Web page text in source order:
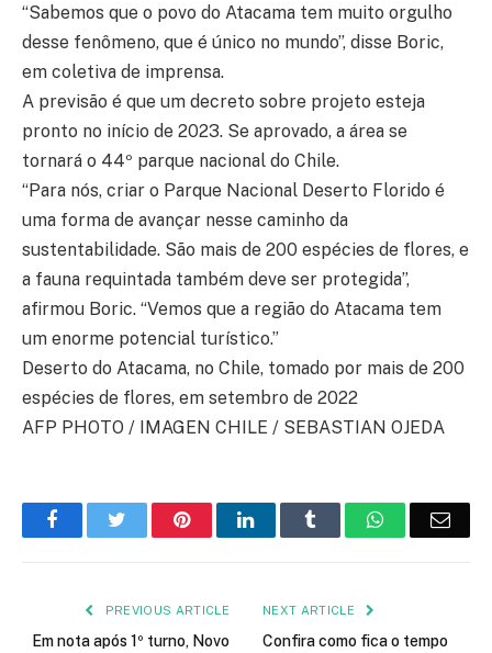
“Sabemos que o povo do Atacama tem muito orgulho
desse fenômeno, que é único no mundo”, disse Boric,
em coletiva de imprensa.
A previsão é que um decreto sobre projeto esteja
pronto no início de 2023. Se aprovado, a área se
tornará o 44º parque nacional do Chile.
“Para nós, criar o Parque Nacional Deserto Florido é
uma forma de avançar nesse caminho da
sustentabilidade. São mais de 200 espécies de flores, e
a fauna requintada também deve ser protegida”,
afirmou Boric. “Vemos que a região do Atacama tem
um enorme potencial turístico.”
Deserto do Atacama, no Chile, tomado por mais de 200
espécies de flores, em setembro de 2022
AFP PHOTO / IMAGEN CHILE / SEBASTIAN OJEDA
FacebookTwitter PinterestLinkedIn Tumblr WhatsApp
PREVIOUS ARTICLE
Em nota após 1º turno, Novo
NEXT ARTICLE
Confira como fica o tempo